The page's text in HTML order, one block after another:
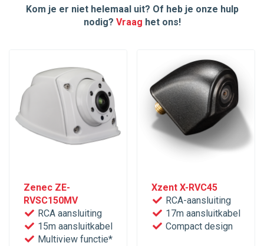
Kom je er niet helemaal uit? Of heb je onze hulp
nodig? Vraag het ons!
Zenec ZE-
RVSC150MV
RCA aansluiting
15m aansluitkabel
Multiview functie*
Xzent X-RVC45
RCA-aansluiting
17m aansluitkabel
Compact design